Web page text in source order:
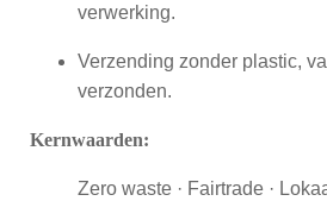
verwerking.
Verzending zonder plastic,
verzonden.
Kernwaarden:
Zero waste · Fairtrade ·